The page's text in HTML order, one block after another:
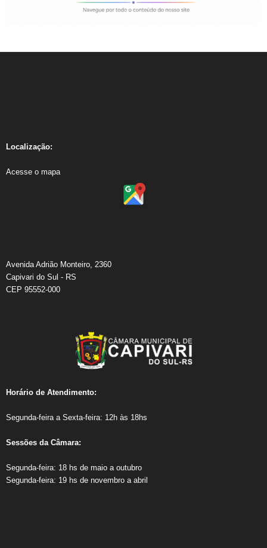
Localização:
Acesse o mapa
Avenida Adrião Monteiro, 2360
Capivari do Sul - RS
CEP 95552-000
Horário de Atendimento:​
Segunda-feira a Sexta-feira: 12h às 18hs
Sessões da Câmara:
Segunda-feira: 18 hs de maio a outubro
Segunda-feira: 19 hs de novembro a abril